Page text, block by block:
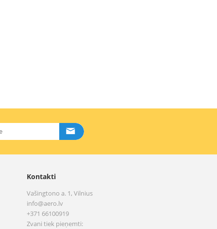
Kontakti
Vašingtono a. 1, Vilnius
info@aero.lv
+371 66100919
Zvani tiek pieņemti: